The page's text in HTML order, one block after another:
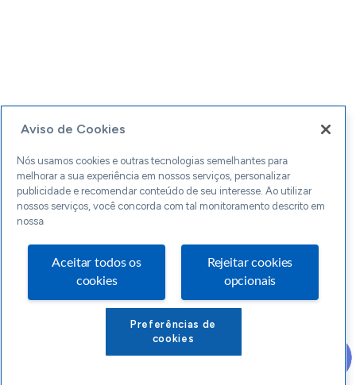
Aviso de Cookies
Nós usamos cookies e outras tecnologias semelhantes para
melhorar a sua experiência em nossos serviços, personalizar
publicidade e recomendar conteúdo de seu interesse. Ao utilizar
nossos serviços, você concorda com tal monitoramento descrito em
nossa
Aceitar todos os
cookies
Rejeitar cookies
opcionais
Preferências de
cookies